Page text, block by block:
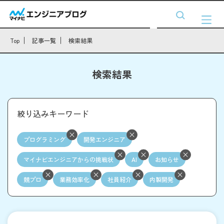
Top 記事一覧 検索結果
検索結果
絞り込みキーワード
プログラミング 開発エンジニア
マイナビエンジニアからの挑戦状 AI お知らせ
競プロ 業務効率化 社員紹介 内製開発